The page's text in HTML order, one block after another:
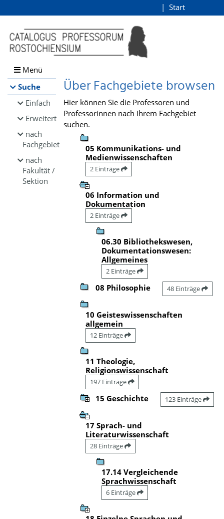
Browsen
direkt zum Inhalt
Start
Menü
Suche
Einfach
Erweitert
nach
Fachgebiet
nach
Fakultät /
Sektion
Über Fachgebiete browsen
Hier können Sie die Professoren und
Professorinnen nach Ihrem Fachgebiet
suchen.
05 Kommunikations- und
Medienwissenschaften
2 Einträge
06 Information und
Dokumentation
2 Einträge
06.30 Bibliothekswesen,
Dokumentationswesen:
Allgemeines
2 Einträge
08 Philosophie 48 Einträge
10 Geisteswissenschaften
allgemein
12 Einträge
11 Theologie,
Religionswissenschaft
197 Einträge
15 Geschichte 123 Einträge
17 Sprach- und
Literaturwissenschaft
28 Einträge
17.14 Vergleichende
Sprachwissenschaft
6 Einträge